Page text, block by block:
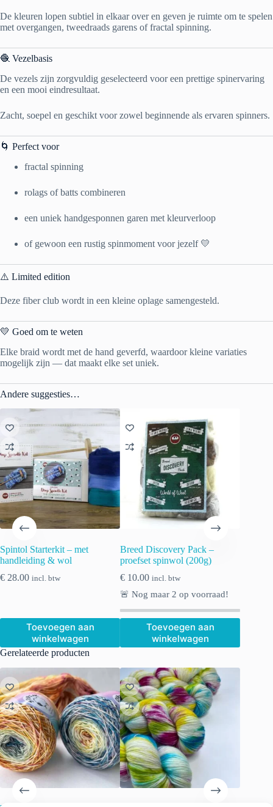
De kleuren lopen subtiel in elkaar over en geven je ruimte om te spelen
met overgangen, tweedraads garens of fractal spinning.
🧶 Vezelbasis
De vezels zijn zorgvuldig geselecteerd voor een prettige spinervaring
en een mooi eindresultaat.
Zacht, soepel en geschikt voor zowel beginnende als ervaren spinners.
🌀 Perfect voor
fractal spinning
rolags of batts combineren
een uniek handgesponnen garen met kleurverloop
of gewoon een rustig spinmoment voor jezelf 💛
⚠️ Limited edition
Deze fiber club wordt in een kleine oplage samengesteld.
💛 Goed om te weten
Elke braid wordt met de hand geverfd, waardoor kleine variaties
mogelijk zijn — dat maakt elke set uniek.
Andere suggesties…
Spintol Starterkit – met
handleiding & wol
€ 28.00 incl. btw
Toevoegen aan
winkelwagen
Breed Discovery Pack –
proefset spinwol (200g)
€ 10.00 incl. btw
🚨 Nog maar2 op voorraad!
Toevoegen aan
winkelwagen
Gerelateerde producten